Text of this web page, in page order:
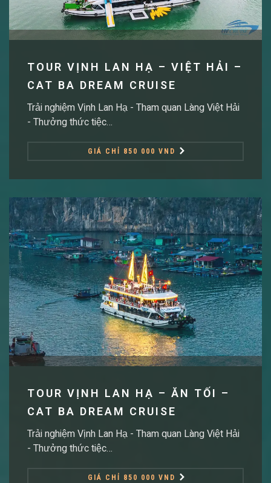
TOUR VỊNH LAN HẠ – VIỆT HẢI –
CAT BA DREAM CRUISE
Trải nghiệm Vịnh Lan Hạ - Tham quan Làng Việt Hải
- Thưởng thức tiệc…
GIÁ CHỈ 850 000 VND
TOUR VỊNH LAN HẠ – ĂN TỐI –
CAT BA DREAM CRUISE
Trải nghiệm Vịnh Lan Hạ - Tham quan Làng Việt Hải
- Thưởng thức tiệc…
GIÁ CHỈ 850 000 VND